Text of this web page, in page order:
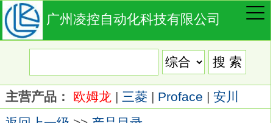
广州凌控自动化科技有限公司
主营产品： 欧姆龙 | 三菱 | Proface | 安川